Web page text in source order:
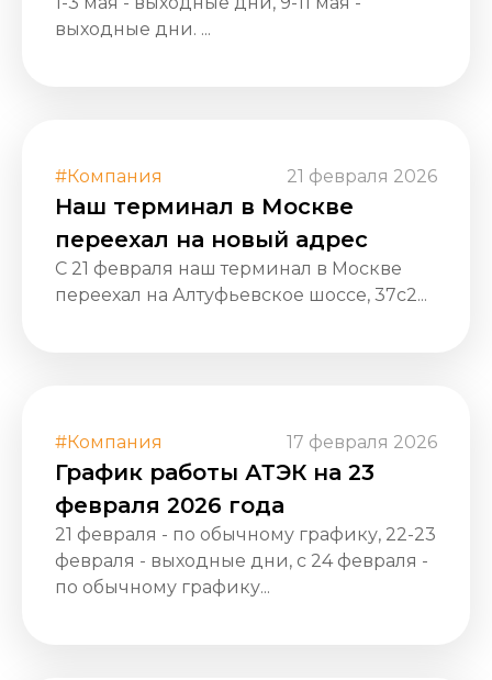
выходные дни. ...
#Компания 21 февраля 2026
Наш терминал в Москве
переехал на новый адрес
С 21 февраля наш терминал в Москве
переехал на Алтуфьевское шоссе, 37с2...
#Компания 17 февраля 2026
График работы АТЭК на 23
февраля 2026 года
21 февраля - по обычному графику, 22-23
февраля - выходные дни, с 24 февраля -
по обычному графику...